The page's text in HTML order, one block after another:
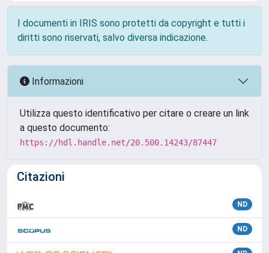
I documenti in IRIS sono protetti da copyright e tutti i
diritti sono riservati, salvo diversa indicazione.
Informazioni
Utilizza questo identificativo per citare o creare un link
a questo documento:
https://hdl.handle.net/20.500.14243/87447
Citazioni
ND
ND